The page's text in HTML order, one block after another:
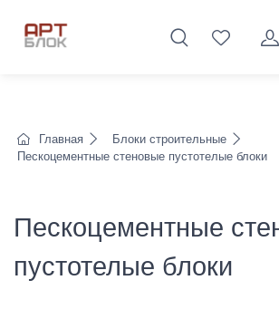
Главная
Блоки строительные
Пескоцементные стеновые пустотелые блоки
Пескоцементные
пустотелые блоки